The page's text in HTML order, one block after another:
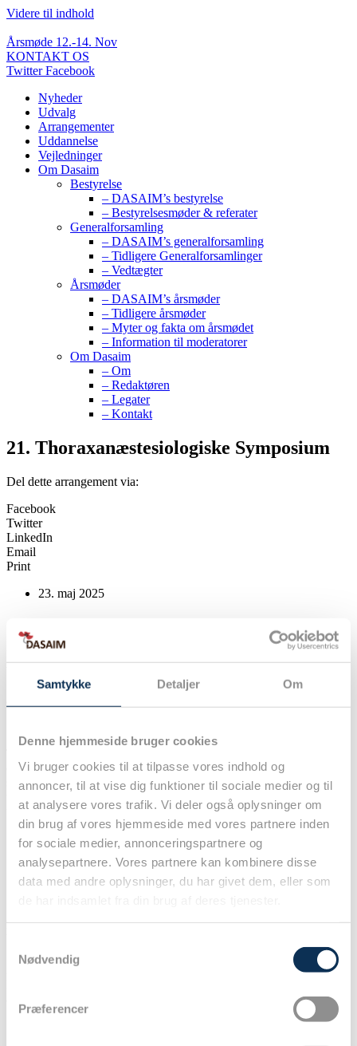
Samtykke Detaljer Om
Denne hjemmeside bruger cookies
Vi bruger cookies til at tilpasse vores indhold og
annoncer, til at vise dig funktioner til sociale medier og til
at analysere vores trafik. Vi deler også oplysninger om
din brug af vores hjemmeside med vores partnere inden
for sociale medier, annonceringspartnere og
analysepartnere. Vores partnere kan kombinere disse
data med andre oplysninger, du har givet dem, eller som
Nødvendig
Præferencer
Videre til indhold
Årsmøde 12.-14. Nov
KONTAKT OS
Twitter Facebook
Nyheder
Udvalg
Arrangementer
Uddannelse
Vejledninger
Om Dasaim
Bestyrelse
– DASAIM’s bestyrelse
– Bestyrelsesmøder & referater
Generalforsamling
– DASAIM’s generalforsamling
– Tidligere Generalforsamlinger
– Vedtægter
Årsmøder
– DASAIM’s årsmøder
– Tidligere årsmøder
– Myter og fakta om årsmødet
– Information til moderatorer
Om Dasaim
– Om
– Redaktøren
– Legater
– Kontakt
21. Thoraxanæstesiologiske Symposium
Del dette arrangement via:
Facebook
Twitter
LinkedIn
Email
Print
23. maj 2025
”Thoraxanæstesien i fremtiden – muligheder og
udfordringer”
det 21. Thoraxanæstesiologiske Symposium. Der er lagt op til en
spændende dag med oplægsholdere fra både ind- og udland under
temaet ”Thoraxanæstesien i fremtiden – muligheder og
udfordringer”.
Der vil desuden være en foredragskonkurrence med præmie til
Abstract sendes til